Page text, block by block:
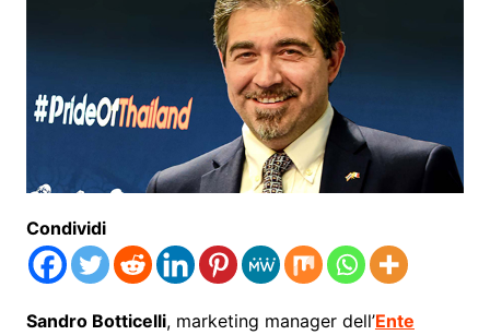
Condividi
Sandro Botticelli, marketing manager dell’Ente